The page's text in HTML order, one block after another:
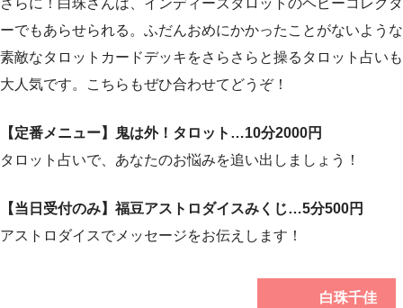
さらに！白珠さんは、インディーズタロットのヘビーコレクタ
ーでもあらせられる。ふだんおめにかかったことがないような
素敵なタロットカードデッキをさらさらと操るタロット占いも
大人気です。こちらもぜひ合わせてどうぞ！
【定番メニュー】鬼は外！タロット…10分2000円
タロット占いで、あなたのお悩みを追い出しましょう！
【当日受付のみ】福豆アストロダイスみくじ…5分500円
アストロダイスでメッセージをお伝えします！
白珠千佳